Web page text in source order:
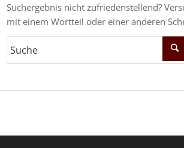
Suchergebnis nicht zufriedenstellend?
mit einem Wortteil oder einer anderen